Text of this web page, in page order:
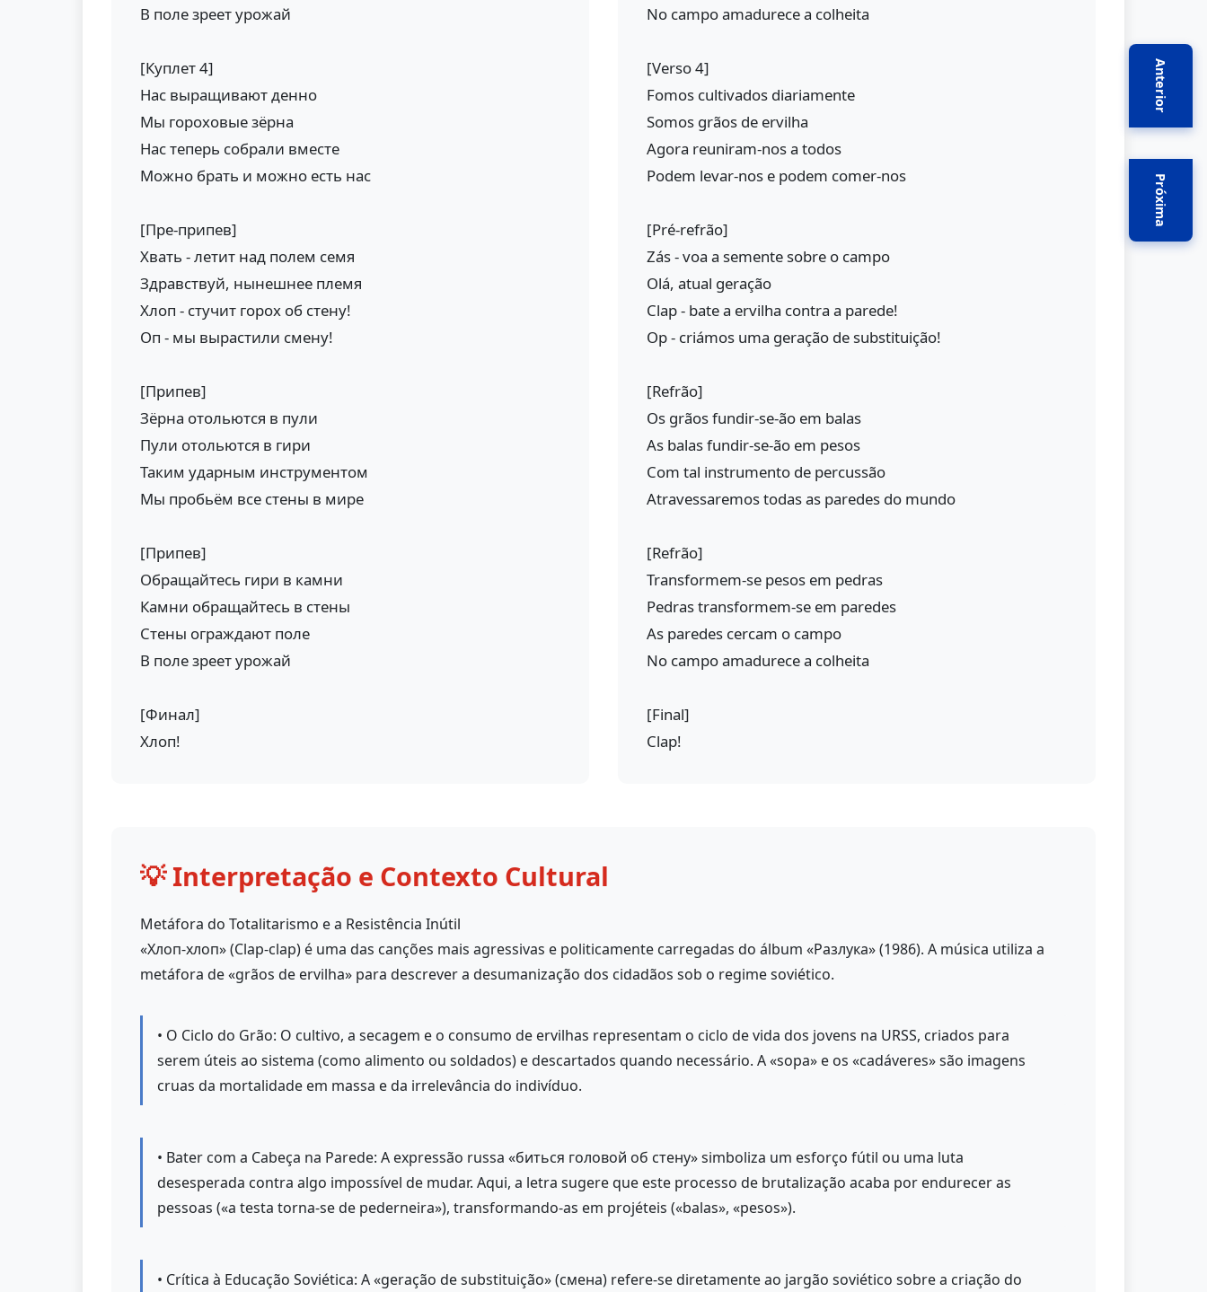
Anterior
Próxima
В поле зреет урожай
[Куплет 4]
Нас выращивают денно
Мы гороховые зёрна
Нас теперь собрали вместе
Можно брать и можно есть нас
[Пре-припев]
Хвать - летит над полем семя
Здравствуй, нынешнее племя
Хлоп - стучит горох об стену!
Оп - мы вырастили смену!
[Припев]
Зёрна отольются в пули
Пули отольются в гири
Таким ударным инструментом
Мы пробьём все стены в мире
[Припев]
Обращайтесь гири в камни
Камни обращайтесь в стены
Стены ограждают поле
В поле зреет урожай
[Финал]
Хлоп!
No campo amadurece a colheita
[Verso 4]
Fomos cultivados diariamente
Somos grãos de ervilha
Agora reuniram-nos a todos
Podem levar-nos e podem comer-nos
[Pré-refrão]
Zás - voa a semente sobre o campo
Olá, atual geração
Clap - bate a ervilha contra a parede!
Op - criámos uma geração de substituição!
[Refrão]
Os grãos fundir-se-ão em balas
As balas fundir-se-ão em pesos
Com tal instrumento de percussão
Atravessaremos todas as paredes do mundo
[Refrão]
Transformem-se pesos em pedras
Pedras transformem-se em paredes
As paredes cercam o campo
No campo amadurece a colheita
[Final]
Clap!
💡 Interpretação e Contexto Cultural
Metáfora do Totalitarismo e a Resistência Inútil
«Хлоп-хлоп» (Clap-clap) é uma das canções mais agressivas e politicamente carregadas do álbum «Разлука» (1986). A música utiliza a
metáfora de «grãos de ervilha» para descrever a desumanização dos cidadãos sob o regime soviético.
• O Ciclo do Grão: O cultivo, a secagem e o consumo de ervilhas representam o ciclo de vida dos jovens na URSS, criados para
serem úteis ao sistema (como alimento ou soldados) e descartados quando necessário. A «sopa» e os «cadáveres» são imagens
cruas da mortalidade em massa e da irrelevância do indivíduo.
• Bater com a Cabeça na Parede: A expressão russa «биться головой об стену» simboliza um esforço fútil ou uma luta
desesperada contra algo impossível de mudar. Aqui, a letra sugere que este processo de brutalização acaba por endurecer as
pessoas («a testa torna-se de pederneira»), transformando-as em projéteis («balas», «pesos»).
• Crítica à Educação Soviética: A «geração de substituição» (смена) refere-se diretamente ao jargão soviético sobre a criação do